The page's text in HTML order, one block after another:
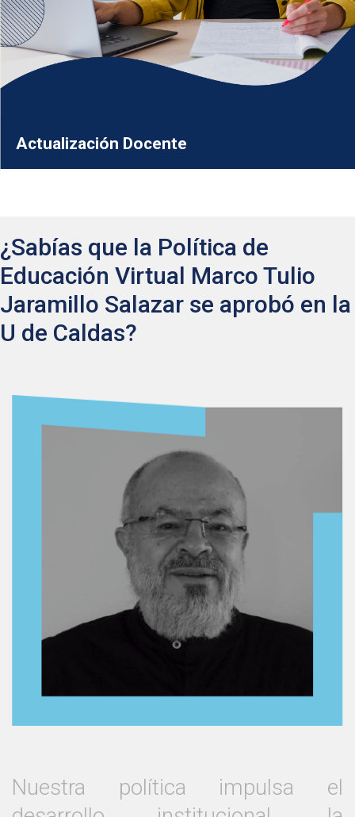
Actualización Docente
¿Sabías que la Política de
Educación Virtual Marco Tulio
Jaramillo Salazar se aprobó en la
U de Caldas?
Nuestra política impulsa el